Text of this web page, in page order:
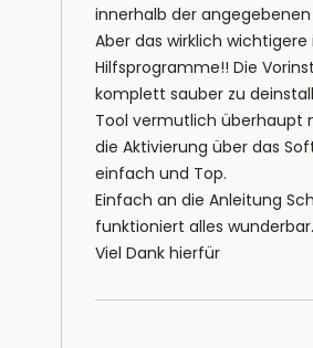
innerhalb der
Aber das wirklich
Hilfsprogramme!! Die
komplett sauber zu
Tool vermutlich überhaupt
die Aktivierung über das
einfach und Top.
Einfach an die Anleitung
funktioniert alles wunderbar.
Viel Dank hierfür